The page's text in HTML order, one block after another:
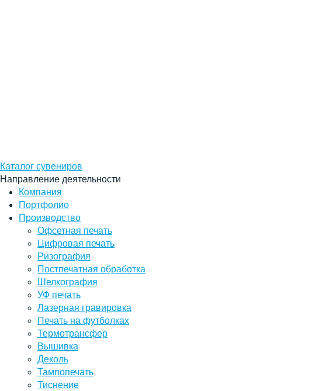
Каталог сувениров
Направление деятельности
Компания
Портфолио
Производство
Офсетная печать
Цифровая печать
Ризография
Постпечатная обработка
Шелкография
УФ печать
Лазерная гравировка
Печать на футболках
Термотрансфер
Вышивка
Деколь
Тампопечать
Тиснение